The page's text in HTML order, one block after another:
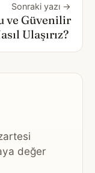
Sonraki yazı →
ve Güvenilir
Ulaşırız?
değer